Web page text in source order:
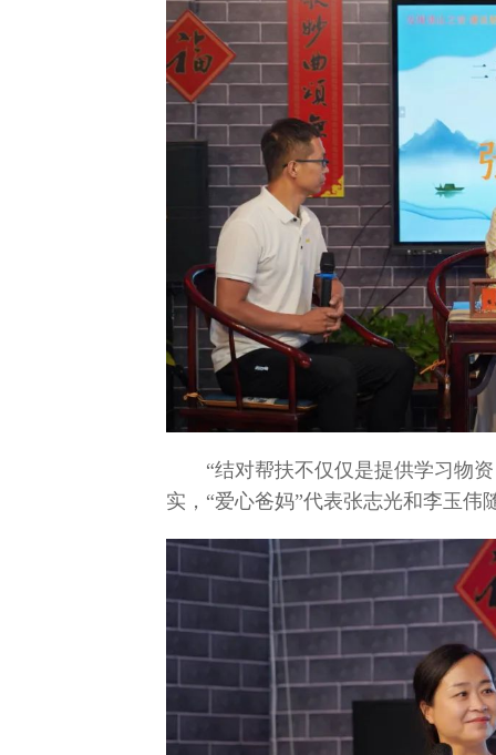
“结对帮扶不仅仅是提供学习物
实，“爱心爸妈”代表张志光和李玉